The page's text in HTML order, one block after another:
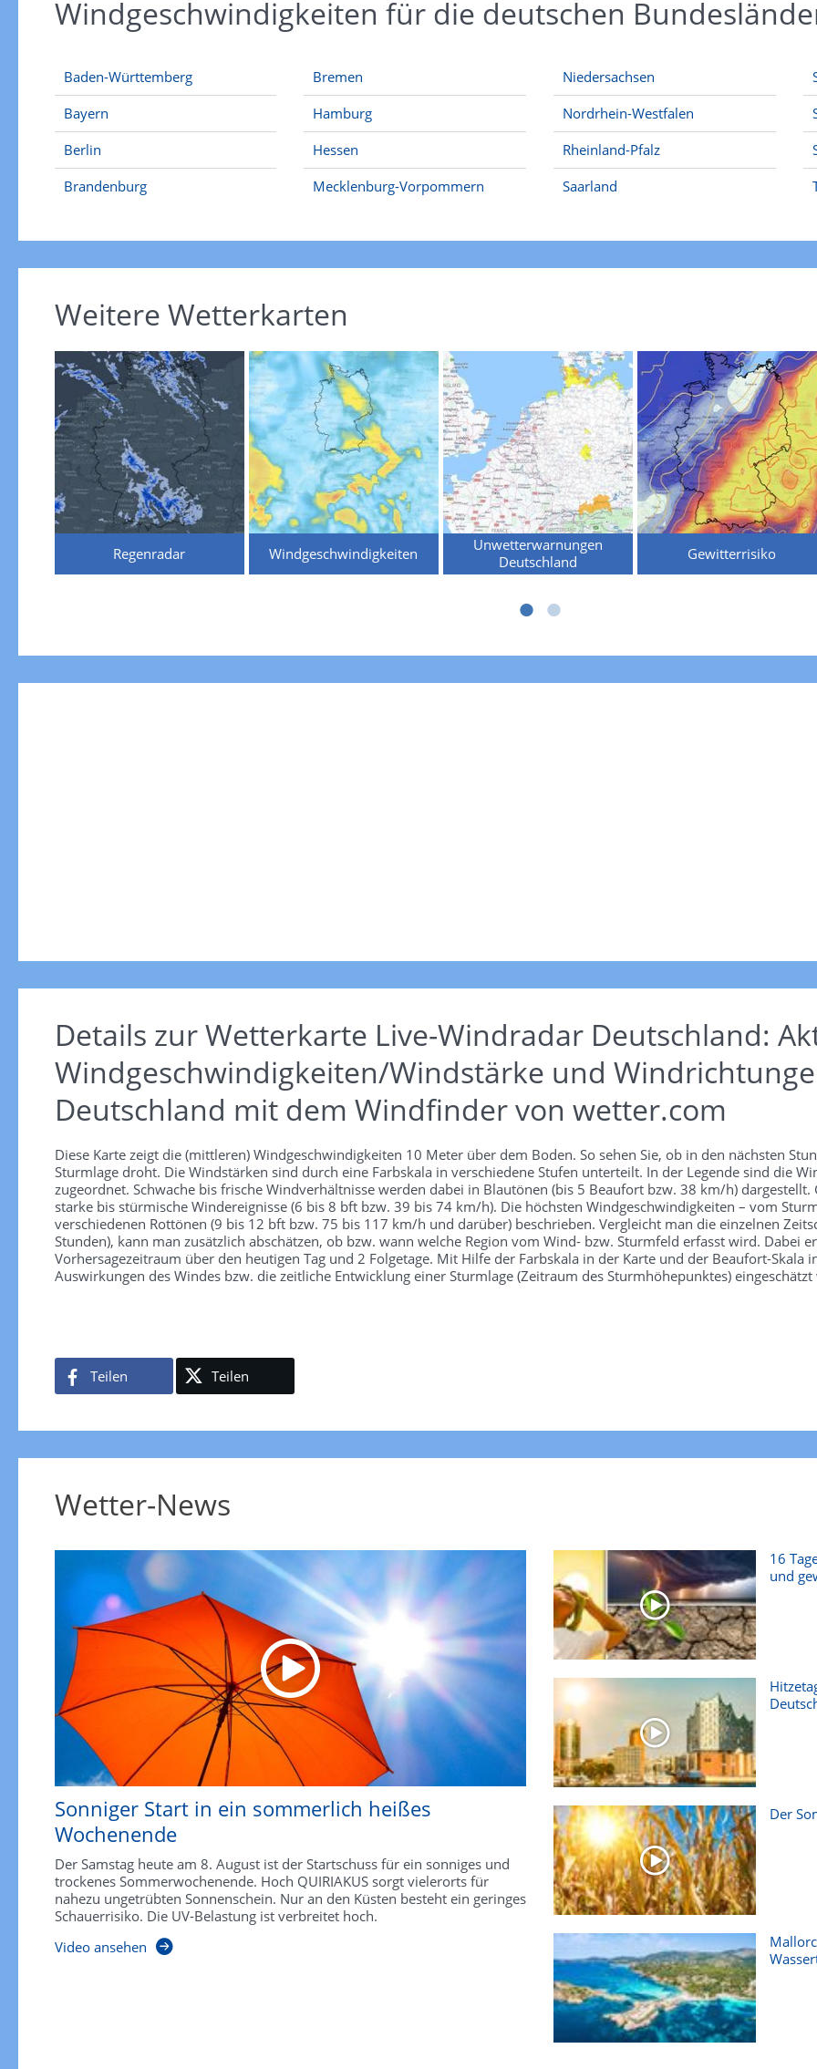
Windgeschwindigkeiten für die deutschen
Baden-Württemberg
Bayern
Berlin
Brandenburg
Bremen
Hamburg
Hessen
Mecklenburg-Vorpommern
Niedersachsen
Nordrhein-Westfalen
Rheinland-Pfalz
Saarland
Weitere Wetterkarten
Regenradar Windgeschwindigkeiten
Unwetterwarnungen
Deutschland
Gewitterrisiko
Details zur Wetterkarte Live-Windradar Deutschland:
Windgeschwindigkeiten/Windstärke und
Deutschland mit dem Windfinder von wetter.com
Diese Karte zeigt die (mittleren) Windgeschwindigkeiten 10 Meter über dem Boden. So sehen Sie, ob in den nächsten
Sturmlage droht. Die Windstärken sind durch eine Farbskala in verschiedene Stufen unterteilt. In der Legende sind die
zugeordnet. Schwache bis frische Windverhältnisse werden dabei in Blautönen (bis 5 Beaufort bzw. 38 km/h) dargestellt.
starke bis stürmische Windereignisse (6 bis 8 bft bzw. 39 bis 74 km/h). Die höchsten Windgeschwindigkeiten – vom
verschiedenen Rottönen (9 bis 12 bft bzw. 75 bis 117 km/h und darüber) beschrieben. Vergleicht man die einzelnen
Stunden), kann man zusätzlich abschätzen, ob bzw. wann welche Region vom Wind- bzw. Sturmfeld erfasst wird. Dabei
Vorhersagezeitraum über den heutigen Tag und 2 Folgetage. Mit Hilfe der Farbskala in der Karte und der Beaufort-Skala
Auswirkungen des Windes bzw. die zeitliche Entwicklung einer Sturmlage (Zeitraum des Sturmhöhepunktes) eingeschätzt
Teilen Teilen
Wetter-News
Sonniger Start in ein sommerlich heißes
Wochenende
Der Samstag heute am 8. August ist der Startschuss für ein sonniges und
trockenes Sommerwochenende. Hoch QUIRIAKUS sorgt vielerorts für
nahezu ungetrübten Sonnenschein. Nur an den Küsten besteht ein geringes
Schauerrisiko. Die UV-Belastung ist verbreitet hoch.
Video ansehen
16
und
Der